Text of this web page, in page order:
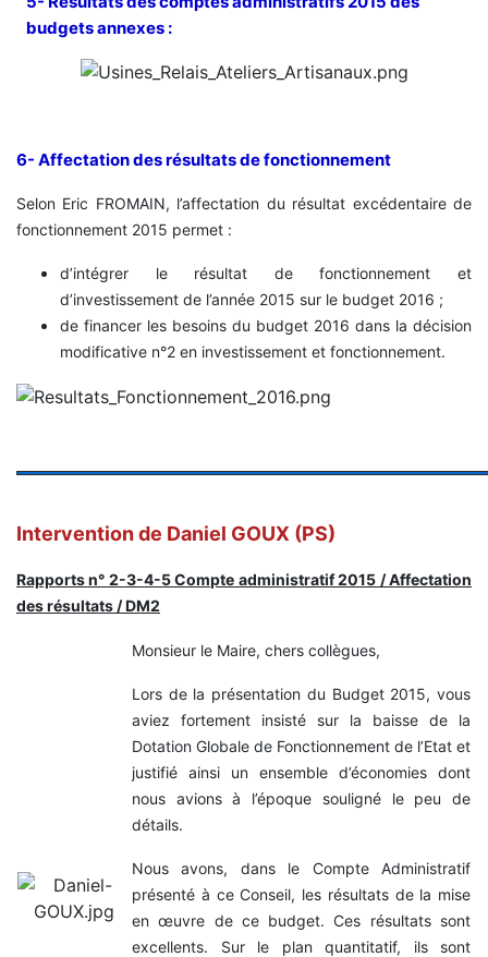
budgets annexes :
6- Affectation des résultats de fonctionnement
Selon Eric FROMAIN, l’affectation du résultat excédentaire de
fonctionnement 2015 permet :
d’intégrer le résultat de fonctionnement et
d’investissement de l’année 2015 sur le budget 2016 ;
de financer les besoins du budget 2016 dans la décision
modificative n°2 en investissement et fonctionnement.
Intervention de Daniel GOUX (PS)
Rapports n° 2-3-4-5 Compte administratif 2015 / Affectation
des résultats / DM2
Monsieur le Maire, chers collègues,
Lors de la présentation du Budget 2015, vous
aviez fortement insisté sur la baisse de la
Dotation Globale de Fonctionnement de l’Etat et
justifié ainsi un ensemble d’économies dont
nous avions à l’époque souligné le peu de
détails.
Nous avons, dans le Compte Administratif
présenté à ce Conseil, les résultats de la mise
en œuvre de ce budget. Ces résultats sont
excellents. Sur le plan quantitatif, ils sont